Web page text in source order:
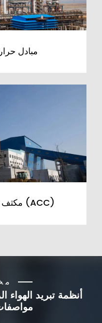
مبادل
مكثف تبريد الهواء المباشر (ACC)
أنظمة تبريد